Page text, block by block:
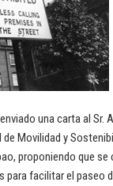
una carta al Sr.
Movilidad y
proponiendo que se
para facilitar el paseo